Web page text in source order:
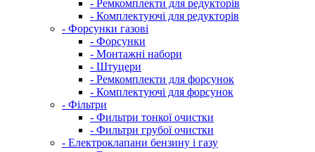
- Ремкомплекти для редукторів
- Комплектуючі для редукторів
- Форсунки газові
- Форсунки
- Монтажні набори
- Штуцери
- Ремкомплекти для форсунок
- Комплектуючі для форсунок
- Фільтри
- Фильтри тонкої очистки
- Фильтри грубої очистки
- Електроклапани бензину і газу